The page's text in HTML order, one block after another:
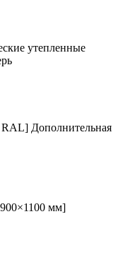
утепленные
RAL] Дополнительная
мм]